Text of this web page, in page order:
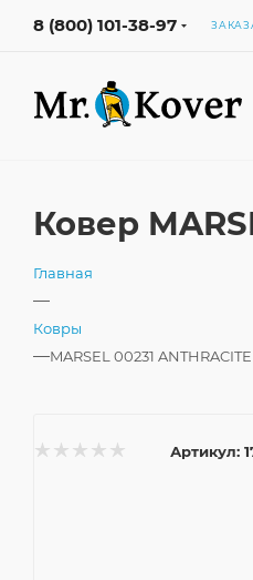
8 (800) 101-38-97
Ковер
Главная
—
Ковры
—MARSEL 00231
Артикул: